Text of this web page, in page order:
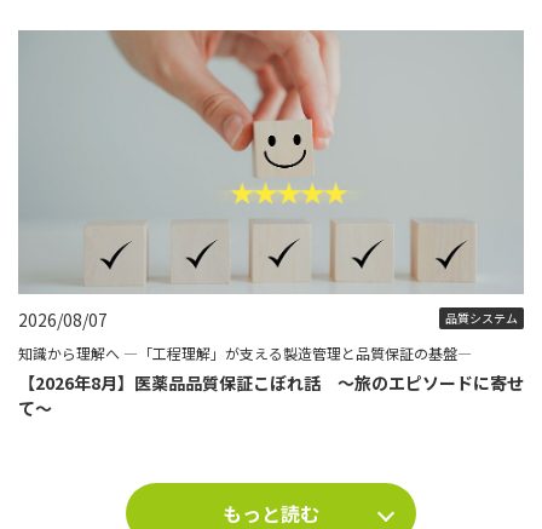
2026/08/07 品質システム
知識から理解へ ―「工程理解」が支える製造管理と品質保証の基盤―
【2026年8月】医薬品品質保証こぼれ話 ～旅のエピソードに寄せ
て～
もっと読む